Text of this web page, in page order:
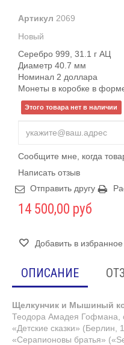
Артикул 2069
Новый
Серебро 999, 31.1 г АЦ
Диаметр 40.7 мм
Номинал 2 доллара
Монеты в коробке в
Этого товара нет в наличии
Сообщите мне, когда
Написать отзыв
Отправить другу
14 500,00 руб
Добавить в избранное
ОПИСАНИЕ
Щелкунчик и Мышиный
Теодора Амадея Гофмана,
«Детские сказки» (Берлин,
«Серапионовы братья»